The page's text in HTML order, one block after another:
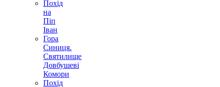
Похід
на
Піп
Іван
Гора
Синиця.
Святилище
Довбушеві
Комори
Похід